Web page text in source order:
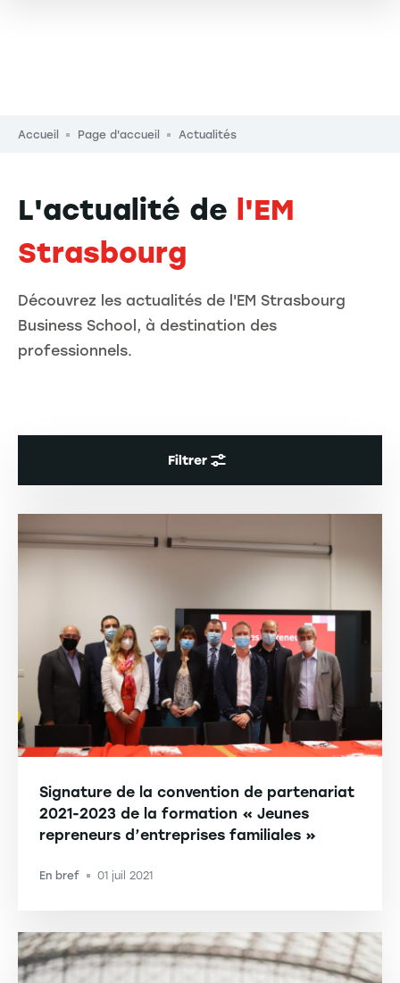
Fil d'Ariane
Accueil Page d'accueil Actualités
L'actualité de l'EM
Strasbourg
Découvrez les actualités de l'EM Strasbourg
Business School, à destination des
professionnels.
Filtrer
Signature de la convention de partenariat
2021-2023 de la formation « Jeunes
repreneurs d’entreprises familiales »
En bref -01 juil 2021